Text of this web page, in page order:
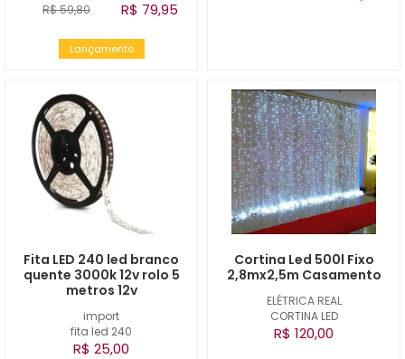
R$ 59,80 R$ 79,95
Lançamento
import
fita led 240
Fita LED 240 led branco
quente 3000k 12v rolo 5
metros 12v
R$ 25,00
ELÉTRICA REAL
CORTINA LED
Cortina Led 500l Fixo
2,8mx2,5m Casamento
R$ 120,00